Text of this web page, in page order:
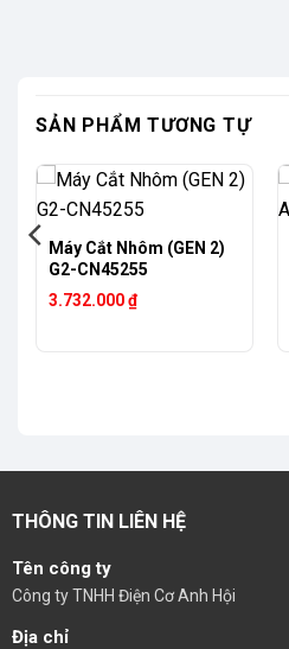
SẢN PHẨM TƯƠNG TỰ
Máy Cắt Nhôm (GEN 2)
G2-CN45255
3.732.000₫
THÔNG TIN LIÊN HỆ
Tên công ty
Công ty TNHH Điện Cơ Anh Hội
Địa chỉ